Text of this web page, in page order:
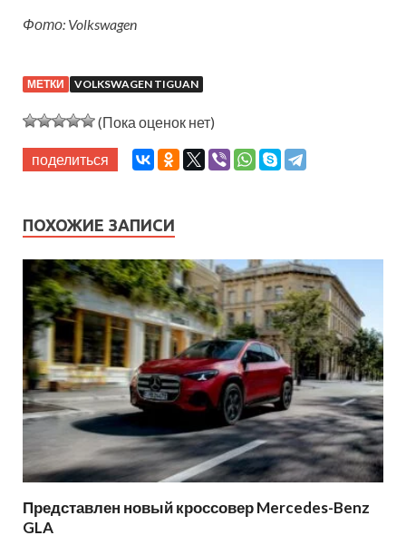
Фото: Volkswagen
МЕТКИ VOLKSWAGEN TIGUAN
(Пока оценок нет)
поделиться
ПОХОЖИЕ ЗАПИСИ
Представлен новый кроссовер Mercedes-Benz
GLA